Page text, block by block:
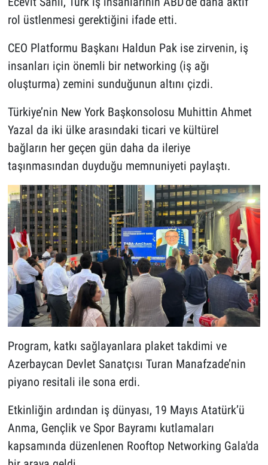
rol üstlenmesi gerektiğini ifade etti.
CEO Platformu Başkanı Haldun Pak ise zirvenin, iş
insanları için önemli bir networking (iş ağı
oluşturma) zemini sunduğunun altını çizdi.
Türkiye’nin New York Başkonsolosu Muhittin Ahmet
Yazal da iki ülke arasındaki ticari ve kültürel
bağların her geçen gün daha da ileriye
taşınmasından duyduğu memnuniyeti paylaştı.
Program, katkı sağlayanlara plaket takdimi ve
Azerbaycan Devlet Sanatçısı Turan Manafzade’nin
piyano resitali ile sona erdi.
Etkinliğin ardından iş dünyası, 19 Mayıs Atatürk’ü
Anma, Gençlik ve Spor Bayramı kutlamaları
kapsamında düzenlenen Rooftop Networking Gala'da